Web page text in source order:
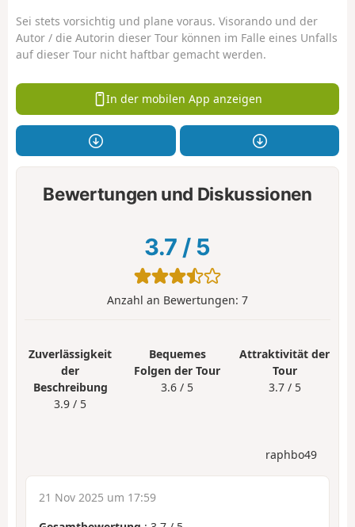
Sei stets vorsichtig und plane voraus. Visorando und der
Autor / die Autorin dieser Tour können im Falle eines Unfalls
auf dieser Tour nicht haftbar gemacht werden.
In der mobilen App anzeigen
Bewertungen und Diskussionen
3.7 / 5
Anzahl an Bewertungen: 7
Zuverlässigkeit
der
Beschreibung
3.9 / 5
Bequemes
Folgen der Tour
3.6 / 5
Attraktivität der
Tour
3.7 / 5
raphbo49
21 Nov 2025 um 17:59